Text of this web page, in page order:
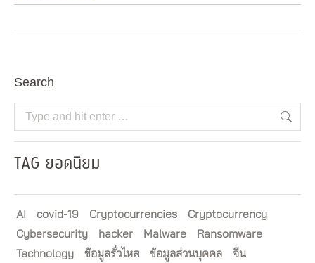
Search
Search:
TAG ยอดนิยม
AI covid-19 Cryptocurrencies
Cryptocurrency
Cybersecurity
hacker Malware
Ransomware
Technology
ข้อมูลรั่วไหล ข้อมูลส่วนบุคคล
จีน